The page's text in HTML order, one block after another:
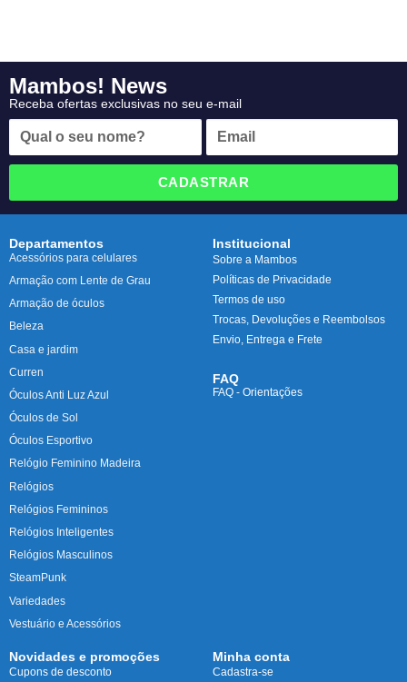
Mambos! News
Receba ofertas exclusivas no seu e-mail
CADASTRAR
Departamentos
Acessórios para celulares
Armação com Lente de Grau
Armação de óculos
Beleza
Casa e jardim
Curren
Óculos Anti Luz Azul
Óculos de Sol
Óculos Esportivo
Relógio Feminino Madeira
Relógios
Relógios Femininos
Relógios Inteligentes
Relógios Masculinos
SteamPunk
Variedades
Vestuário e Acessórios
Institucional
Sobre a Mambos
Políticas de Privacidade
Termos de uso
Trocas, Devoluções e Reembolsos
Envio, Entrega e Frete
FAQ
FAQ - Orientações
Novidades e promoções
Cupons de desconto
Minha conta
Cadastra-se